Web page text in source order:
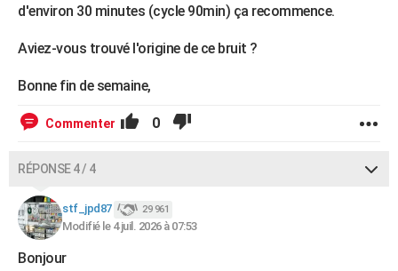
d'environ 30 minutes (cycle 90min) ça recommence.
Aviez-vous trouvé l'origine de ce bruit ?
Bonne fin de semaine,
Commenter 0
RÉPONSE 4 / 4
stf_jpd87 29 961
Modifié le 4 juil. 2026 à 07:53
Bonjour